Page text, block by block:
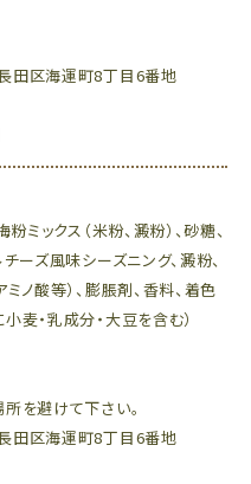
田区海運町8丁目6番地
ミックス（米粉、澱粉）、砂糖、
ーズ風味シーズニング、澱粉、
ノ酸等）、膨脹剤、香料、着色
小麦・乳成分・大豆を含む）
を避けて下さい。
田区海運町8丁目6番地